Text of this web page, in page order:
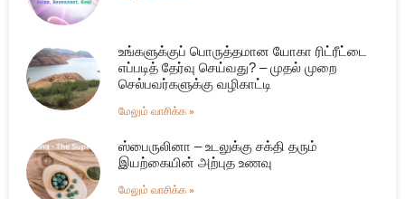
உங்களுக்குப் பொருத்தமான யோகா ரிட்ரீட்டை
எப்படித் தேர்வு செய்வது? – முதல் முறை
செல்பவர்களுக்கு வழிகாட்டி
மேலும் வாசிக்க »
ஸ்பைருலினா – உடலுக்கு சக்தி தரும்
இயற்கையின் அற்புத உணவு
மேலும் வாசிக்க »